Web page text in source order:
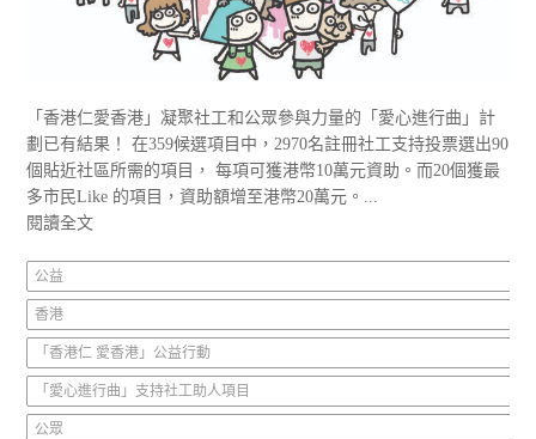
「香港仁愛香港」凝聚社工和公眾參與力量的「愛心進行曲」計
劃已有結果！ 在359候選項目中，2970名註冊社工支持投票選出90
個貼近社區所需的項目， 每項可獲港幣10萬元資助。而20個獲最
多市民Like 的項目，資助額增至港幣20萬元。...
閱讀全文
公益
香港
「香港仁 愛香港」公益行動
「愛心進行曲」支持社工助人項目
公眾